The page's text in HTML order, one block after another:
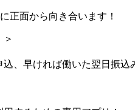
正面から向き合います！
、早ければ働いた翌日振込